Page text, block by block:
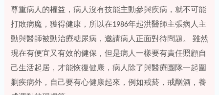
尊重病人的權益，病人沒有技能主動參與疾病，就不可能
打敗病魔，獲得健康，所以在1986年起洪醫師主張病人主
動與醫師被動治療糖尿病，邀請病人正面對待問題。 雖然
現在有便宜又有效的健保，但是病人一樣要有責任照顧自
己生活起居，才能恢復健康，病人除了與醫療團隊一起圍
剿疾病外，自己要有心健康起來，例如戒菸，戒酗酒，養